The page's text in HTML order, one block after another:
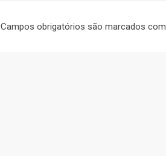
Campos obrigatórios são marcados com